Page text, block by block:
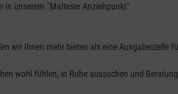
in unserem "Malteser Anziehpunkt"
wir Ihnen mehr bieten als eine Ausgabestelle
wohl fühlen, in Ruhe aussuchen und Beratung